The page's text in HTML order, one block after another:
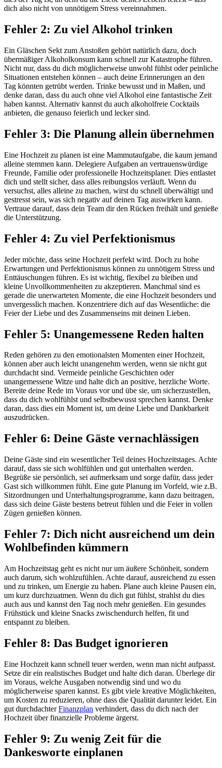
dich also nicht von unnötigem Stress vereinnahmen.
Fehler 2: Zu viel Alkohol trinken
Ein Gläschen Sekt zum Anstoßen gehört natürlich dazu, doch
übermäßiger Alkoholkonsum kann schnell zur Katastrophe führen.
Nicht nur, dass du dich möglicherweise unwohl fühlst oder peinliche
Situationen entstehen können – auch deine Erinnerungen an den
Tag könnten getrübt werden. Trinke bewusst und in Maßen, und
denke daran, dass du auch ohne viel Alkohol eine fantastische Zeit
haben kannst. Alternativ kannst du auch alkoholfreie Cocktails
anbieten, die genauso feierlich und lecker sind.
Fehler 3: Die Planung allein übernehmen
Eine Hochzeit zu planen ist eine Mammutaufgabe, die kaum jemand
alleine stemmen kann. Delegiere Aufgaben an vertrauenswürdige
Freunde, Familie oder professionelle Hochzeitsplaner. Dies entlastet
dich und stellt sicher, dass alles reibungslos verläuft. Wenn du
versuchst, alles alleine zu machen, wirst du schnell überwältigt und
gestresst sein, was sich negativ auf deinen Tag auswirken kann.
Vertraue darauf, dass dein Team dir den Rücken freihält und genieße
die Unterstützung.
Fehler 4: Zu viel Perfektionismus
Jeder möchte, dass seine Hochzeit perfekt wird. Doch zu hohe
Erwartungen und Perfektionismus können zu unnötigem Stress und
Enttäuschungen führen. Es ist wichtig, flexibel zu bleiben und
kleine Unvollkommenheiten zu akzeptieren. Manchmal sind es
gerade die unerwarteten Momente, die eine Hochzeit besonders und
unvergesslich machen. Konzentriere dich auf das Wesentliche: die
Feier der Liebe und des Zusammenseins mit deinen Lieben.
Fehler 5: Unangemessene Reden halten
Reden gehören zu den emotionalsten Momenten einer Hochzeit,
können aber auch leicht unangenehm werden, wenn sie nicht gut
durchdacht sind. Vermeide peinliche Geschichten oder
unangemessene Witze und halte dich an positive, herzliche Worte.
Bereite deine Rede im Voraus vor und übe sie, um sicherzustellen,
dass du dich wohlfühlst und selbstbewusst sprechen kannst. Denke
daran, dass dies ein Moment ist, um deine Liebe und Dankbarkeit
auszudrücken.
Fehler 6: Deine Gäste vernachlässigen
Deine Gäste sind ein wesentlicher Teil deines Hochzeitstages. Achte
darauf, dass sie sich wohlfühlen und gut unterhalten werden.
Begrüße sie persönlich, sei aufmerksam und sorge dafür, dass jeder
Gast sich willkommen fühlt. Eine gute Planung im Vorfeld, wie z.B.
Sitzordnungen und Unterhaltungsprogramme, kann dazu beitragen,
dass sich deine Gäste bestens betreut fühlen und die Feier in vollen
Zügen genießen können.
Fehler 7: Dich nicht ausreichend um dein
Wohlbefinden kümmern
Am Hochzeitstag geht es nicht nur um äußere Schönheit, sondern
auch darum, sich wohlzufühlen. Achte darauf, ausreichend zu essen
und zu trinken, um Energie zu haben. Plane auch kleine Pausen ein,
um kurz durchzuatmen. Wenn du dich gut fühlst, strahlst du dies
auch aus und kannst den Tag noch mehr genießen. Ein gesundes
Frühstück und kleine Snacks zwischendurch helfen, fit und
entspannt zu bleiben.
Fehler 8: Das Budget ignorieren
Eine Hochzeit kann schnell teuer werden, wenn man nicht aufpasst.
Setze dir ein realistisches Budget und halte dich daran. Überlege dir
im Voraus, welche Ausgaben notwendig sind und wo du
möglicherweise sparen kannst. Es gibt viele kreative Möglichkeiten,
um Kosten zu reduzieren, ohne dass die Qualität darunter leidet. Ein
gut durchdachterFinanzplan verhindert, dass du dich nach der
Hochzeit über finanzielle Probleme ärgerst.
Fehler 9: Zu wenig Zeit für die
Dankesworte einplanen